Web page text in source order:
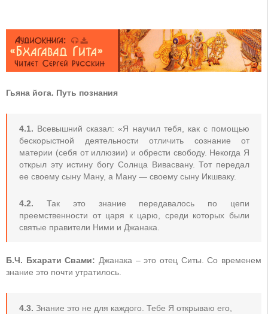
Гьяна йога. Путь познания
4.1. Всевышний сказал: «Я научил тебя, как с помощью
бескорыстной деятельности отличить сознание от
материи (себя от иллюзии) и обрести свободу. Некогда Я
открыл эту истину богу Солнца Вивасвану. Тот передал
ее своему сыну Ману, а Ману — своему сыну Икшваку.
4.2. Так это знание передавалось по цепи
преемственности от царя к царю, среди которых были
святые правители Ними и Джанака.
Б.Ч. Бхарати Свами: Джанака – это отец Ситы. Со временем
знание это почти утратилось.
4.3. Знание это не для каждого. Тебе Я открываю его,